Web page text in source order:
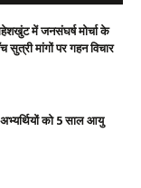
में जनसंघर्ष मोर्चा के
मांगों पर गहन विचार
को 5 साल आयु